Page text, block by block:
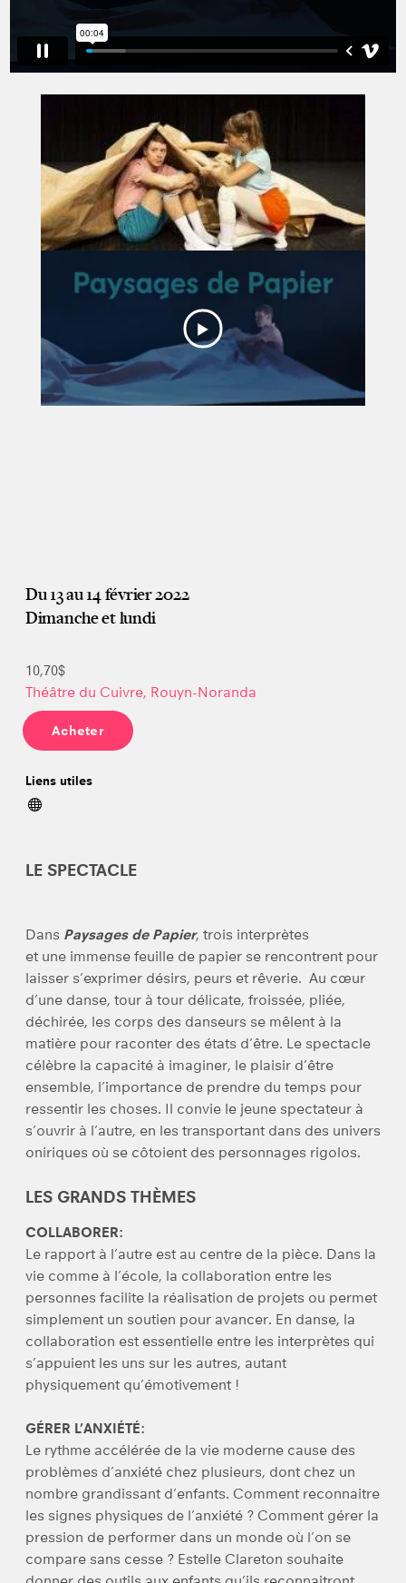
Du 13 au 14 février 2022
Dimanche et lundi
10,70$
Théâtre du Cuivre, Rouyn-Noranda
Acheter
Liens utiles
LE SPECTACLE
Dans Paysages de Papier, trois interprètes
et une immense feuille de papier se rencontrent pour
laisser s’exprimer désirs, peurs et rêverie. Au cœur
d’une danse, tour à tour délicate, froissée, pliée,
déchirée, les corps des danseurs se mêlent à la
matière pour raconter des états d’être. Le spectacle
célèbre la capacité à imaginer, le plaisir d’être
ensemble, l’importance de prendre du temps pour
ressentir les choses. Il convie le jeune spectateur à
s’ouvrir à l’autre, en les transportant dans des univers
oniriques où se côtoient des personnages rigolos.
LES GRANDS THÈMES
COLLABORER:
Le rapport à l’autre est au centre de la pièce. Dans la
vie comme à l’école, la collaboration entre les
personnes facilite la réalisation de projets ou permet
simplement un soutien pour avancer. En danse, la
collaboration est essentielle entre les interprètes qui
s’appuient les uns sur les autres, autant
physiquement qu’émotivement !
GÉRER L’ANXIÉTÉ:
Le rythme accélérée de la vie moderne cause des
problèmes d’anxiété chez plusieurs, dont chez un
nombre grandissant d’enfants. Comment reconnaitre
les signes physiques de l’anxiété ? Comment gérer la
pression de performer dans un monde où l’on se
compare sans cesse ? Estelle Clareton souhaite